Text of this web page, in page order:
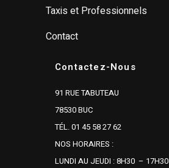
Taxis et Professionnels
Contact
Contactez-Nous
91 RUE TABUTEAU
78530 BUC
TÉL. 01 45 58 27 62
NOS HORAIRES :
LUNDI AU JEUDI : 8H30 – 17H30